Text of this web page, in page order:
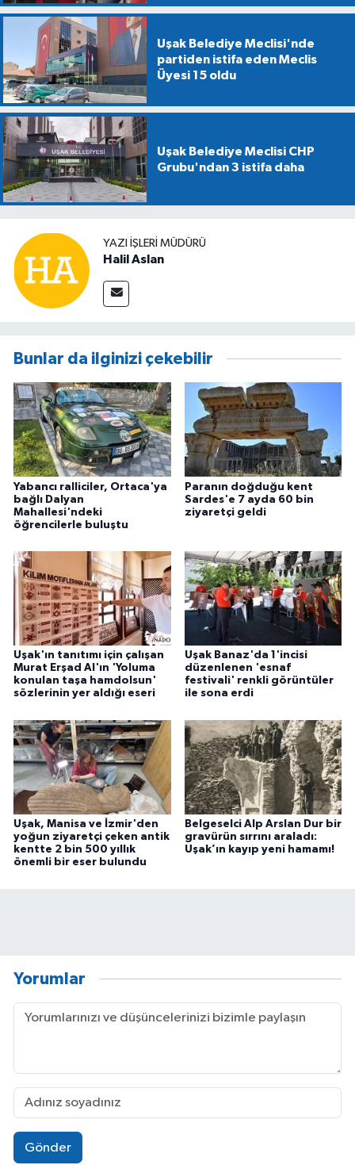
Uşak Belediye Meclisi'nde
partiden istifa eden Meclis
Üyesi 15 oldu
Uşak Belediye Meclisi CHP
Grubu'ndan 3 istifa daha
YAZI İŞLERİ MÜDÜRÜ
Halil Aslan
Bunlar da ilginizi çekebilir
Yabancı ralliciler, Ortaca'ya
bağlı Dalyan
Mahallesi'ndeki
öğrencilerle buluştu
Paranın doğduğu kent
Sardes'e 7 ayda 60 bin
ziyaretçi geldi
Uşak'ın tanıtımı için çalışan
Murat Erşad Al'ın 'Yoluma
konulan taşa hamdolsun'
sözlerinin yer aldığı eseri
Uşak Banaz'da 1'incisi
düzenlenen 'esnaf
festivali' renkli görüntüler
ile sona erdi
Uşak, Manisa ve İzmir'den
yoğun ziyaretçi çeken antik
kentte 2 bin 500 yıllık
önemli bir eser bulundu
Belgeselci Alp Arslan Dur bir
gravürün sırrını araladı:
Uşak’ın kayıp yeni hamamı!
Yorumlar
Gönder